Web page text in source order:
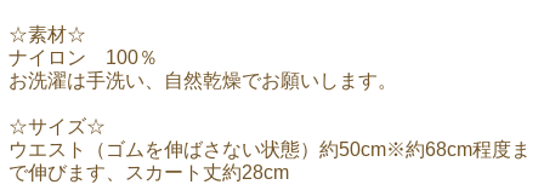
☆素材☆
ナイロン 100％
お洗濯は手洗い、自然乾燥でお願いします。
☆サイズ☆
ウエスト（ゴムを伸ばさない状態）約50cm※約68cm程度ま
で伸びます、スカート丈約28cm